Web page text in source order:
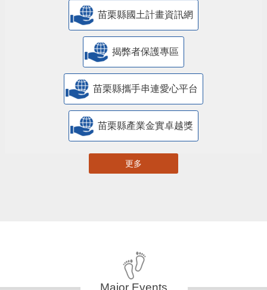
苗栗縣國土計畫資訊網
揭弊者保護專區
苗栗縣攜手串連愛心平台
苗栗縣產業金實卓越獎
更多